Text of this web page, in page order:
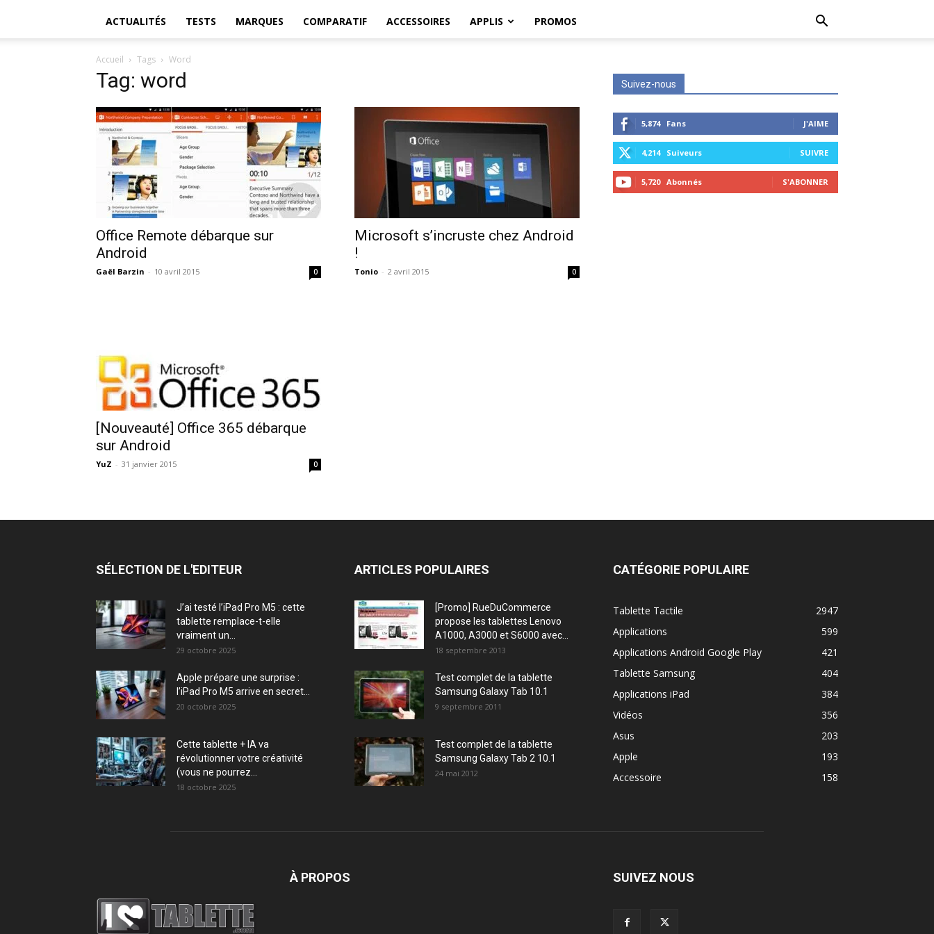
ACTUALITÉS TESTS MARQUES COMPARATIF ACCESSOIRES APPLIS PROMOS
Accueil Tags Word
Tag: word
Office Remote débarque sur
Android
Gaël Barzin - 10 avril 2015 0
Microsoft s’incruste chez Android
!
Tonio - 2 avril 2015 0
[Nouveauté] Office 365 débarque
sur Android
YuZ - 31 janvier 2015 0
Suivez-nous
5,874 Fans J'AIME
4,214 Suiveurs SUIVRE
5,720 Abonnés S'ABONNER
SÉLECTION DE L'EDITEUR
J’ai testé l’iPad Pro M5 : cette
tablette remplace-t-elle
vraiment un...
29 octobre 2025
Apple prépare une surprise :
l’iPad Pro M5 arrive en secret...
20 octobre 2025
Cette tablette + IA va
révolutionner votre créativité
(vous ne pourrez...
18 octobre 2025
ARTICLES POPULAIRES
[Promo] RueDuCommerce
propose les tablettes Lenovo
A1000, A3000 et S6000 avec...
18 septembre 2013
Test complet de la tablette
Samsung Galaxy Tab 10.1
9 septembre 2011
Test complet de la tablette
Samsung Galaxy Tab 2 10.1
24 mai 2012
CATÉGORIE POPULAIRE
Tablette Tactile
2947
Applications
599
Applications Android Google Play
421
Tablette Samsung
404
Applications iPad
384
Vidéos
356
Asus
203
Apple
193
Accessoire
158
À PROPOS SUIVEZ NOUS